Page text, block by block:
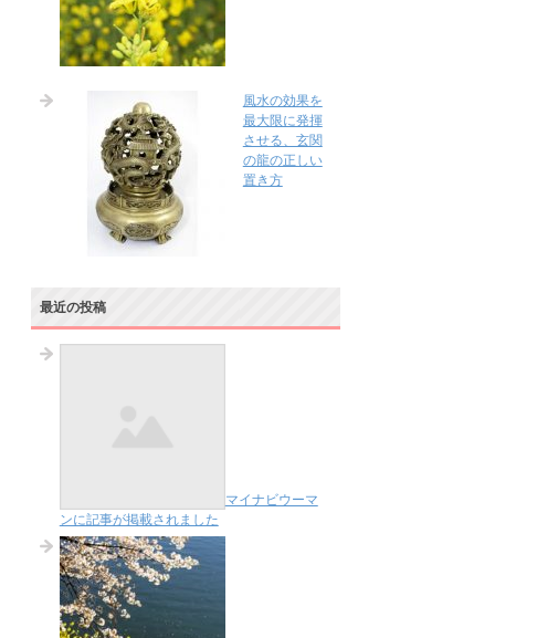
風水の効果を
最大限に発揮
させる、玄関
の龍の正しい
置き方
最近の投稿
マイナビウーマ
ンに記事が掲載されました